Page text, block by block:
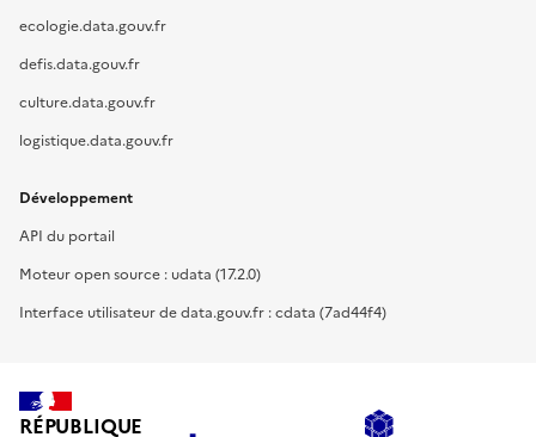
ecologie.data.gouv.fr
defis.data.gouv.fr
culture.data.gouv.fr
logistique.data.gouv.fr
Développement
API du portail
Moteur open source : udata (17.2.0)
Interface utilisateur de data.gouv.fr : cdata (7ad44f4)
RÉPUBLIQUE